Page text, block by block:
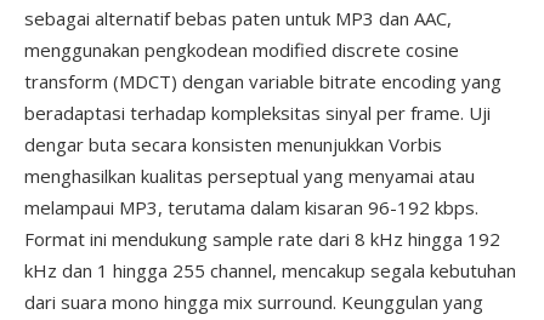
sebagai alternatif bebas paten untuk MP3 dan AAC,
menggunakan pengkodean modified discrete cosine
transform (MDCT) dengan variable bitrate encoding yang
beradaptasi terhadap kompleksitas sinyal per frame. Uji
dengar buta secara konsisten menunjukkan Vorbis
menghasilkan kualitas perseptual yang menyamai atau
melampaui MP3, terutama dalam kisaran 96-192 kbps.
Format ini mendukung sample rate dari 8 kHz hingga 192
kHz dan 1 hingga 255 channel, mencakup segala kebutuhan
dari suara mono hingga mix surround. Keunggulan yang